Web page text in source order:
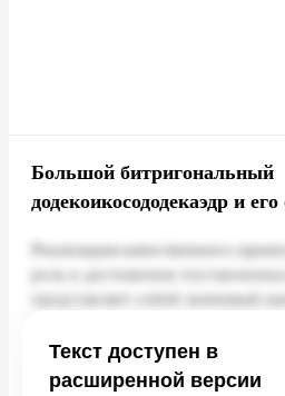
Большой битригональный
додекоикосододекаэдр и
Текст доступен в
расширенной версии